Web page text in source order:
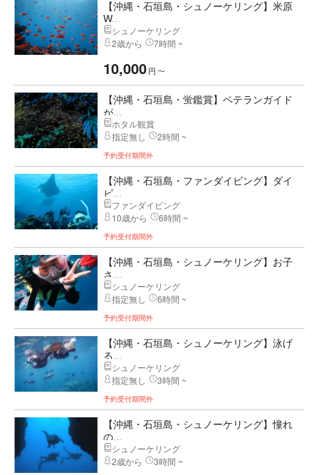
【沖縄・石垣島・シュノーケリング】米原
W...
シュノーケリング
2歳から
7時間 ~
10,000円 〜
【沖縄・石垣島・蛍鑑賞】ベテランガイド
が...
ホタル観賞
指定無し
2時間 ~
予約受付期間外
【沖縄・石垣島・ファンダイビング】ダイ
ビ...
ファンダイビング
10歳から
6時間 ~
予約受付期間外
【沖縄・石垣島・シュノーケリング】お子
さ...
シュノーケリング
指定無し
6時間 ~
予約受付期間外
【沖縄・石垣島・シュノーケリング】泳げ
る...
シュノーケリング
指定無し
3時間 ~
予約受付期間外
【沖縄・石垣島・シュノーケリング】憧れ
の...
シュノーケリング
2歳から
3時間 ~